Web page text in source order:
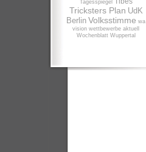
Tagesspiegel
Tricksters Plan UdK
Berlin Volksstimme wa
vision wettbewerbe aktuell
Wochenblatt Wuppertal